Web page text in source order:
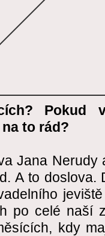
to rád?
Jana Nerudy
A to doslova.
po celé naší
kdy